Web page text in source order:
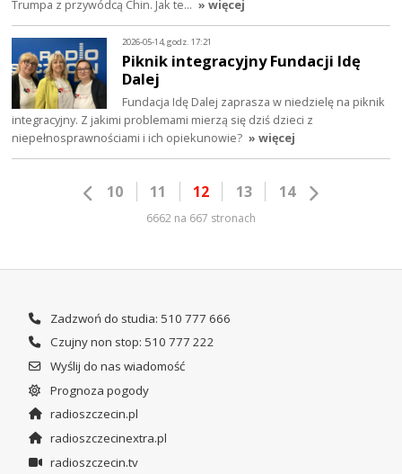
Trumpa z przywódcą Chin. Jak te… » więcej
2026-05-14, godz. 17:21
Piknik integracyjny Fundacji Idę
Dalej
Fundacja Idę Dalej zaprasza w niedzielę na piknik
integracyjny. Z jakimi problemami mierzą się dziś dzieci z
niepełnosprawnościami i ich opiekunowie? » więcej
10 11 12 13 14
6662 na 667 stronach
Zadzwoń do studia: 510 777 666
Czujny non stop: 510 777 222
Wyślij do nas wiadomość
Prognoza pogody
radioszczecin.pl
radioszczecinextra.pl
radioszczecin.tv